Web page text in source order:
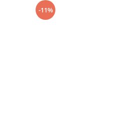
-11%